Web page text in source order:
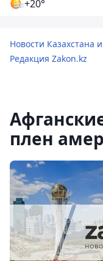
+20°
Новости Казахстана
Редакция Zakon.kz
плен